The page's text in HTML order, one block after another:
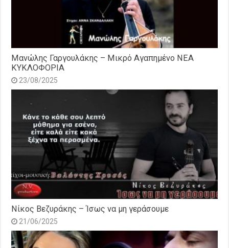
Μανώλης Γαργουλάκης – Μικρό Αγαπημένο NEΑ
ΚΥΚΛΟΦΟΡΙΑ
23/08/2025
Νίκος Βεζυράκης – Ίσως να μη γεράσουμε
21/06/2025